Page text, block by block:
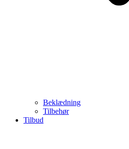
Beklædning
Tilbehør
Tilbud